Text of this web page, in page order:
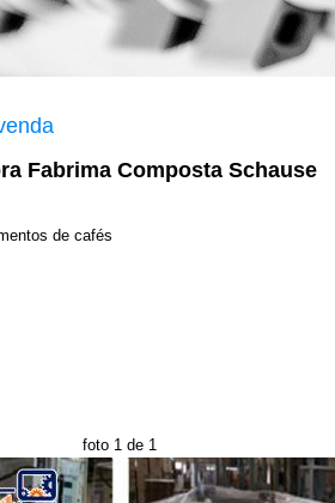
Fabrima Composta Schause
de cafés
foto 1 de 1